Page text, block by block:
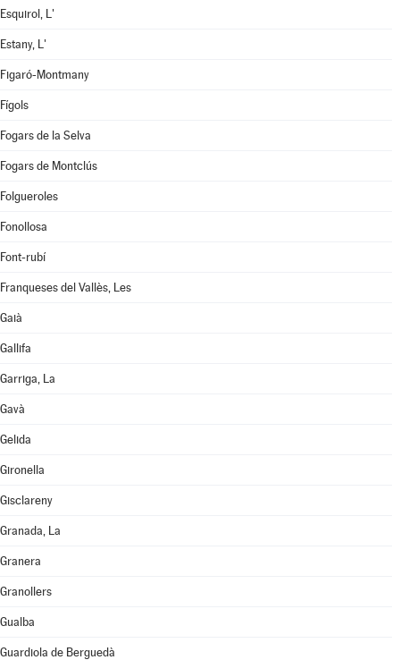
Esquirol, L'
Estany, L'
Figaró-Montmany
Fígols
Fogars de la Selva
Fogars de Montclús
Folgueroles
Fonollosa
Font-rubí
Franqueses del Vallès, Les
Gaià
Gallifa
Garriga, La
Gavà
Gelida
Gironella
Gisclareny
Granada, La
Granera
Granollers
Gualba
Guardiola de Berguedà